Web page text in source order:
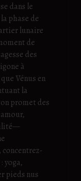
dans le
phase de
lunaire
de
des
à
Vénus en
la
promet des
concentrez-
yoga,
pieds nus